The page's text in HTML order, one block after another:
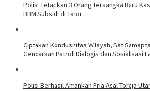
Polisi Tetapkan 3 Orang Tersangka Baru
BBM Subsidi di Tator
Ciptakan Kondusifitas Wilayah, Sat
Gencarkan Patroli Dialogis dan Sosialisasi
Polisi Berhasil Amankan Pria Asal Toraja